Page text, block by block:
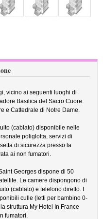
vicino ai seguenti luoghi di
Basilica del Sacro Cuore.
e Cattedrale di Notre Dame.
(cablato) disponibile nelle
poliglotta, servizi di
di sicurezza presso la
ai non fumatori.
Georges dispone di 50
Le camere dispongono di
(cablato) e telefono diretto. I
culle (letti per bambino 0-
struttura My Hotel In France
fumatori.